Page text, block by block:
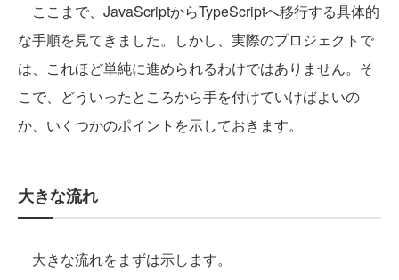
ここまで、JavaScriptからTypeScriptへ移行する具体的
な手順を見てきました。しかし、実際のプロジェクトで
は、これほど単純に進められるわけではありません。そ
こで、どういったところから手を付けていけばよいの
か、いくつかのポイントを示しておきます。
大きな流れ
大きな流れをまずは示します。